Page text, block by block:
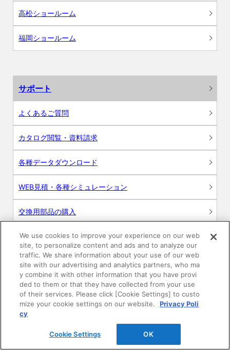
高松ショールーム
福岡ショールーム
サポート
よくあるご質問
カタログ閲覧・資料請求
各種データダウンロード
WEB見積・各種シミュレーション
交換用部品の購入
修理・点検
お問い合わせ
ログイン
建築・設計関係者様向けサイト
ユーザー登録サービス
We use cookies to improve your experience on our web
site, to personalize content and ads and to analyze our
traffic. We share information about your use of our web
site with our advertising and analytics partners, who ma
y combine it with other information that you have provi
ded to them or that they have collected from your use
of their services. Please click [Cookie Settings] to custo
mize your cookie settings on our website.
Privacy Poli
cy
Cookie Settings OK